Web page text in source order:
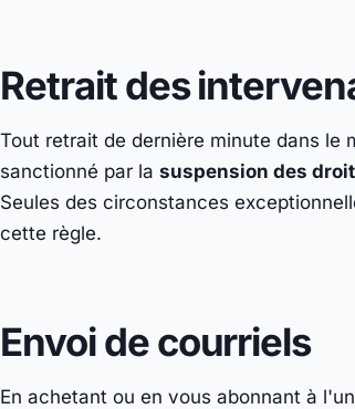
Retrait des
Tout retrait de dernière minute dans le
sanctionné par la suspension des
Seules des circonstances
cette règle.
Envoi de courriels
En achetant ou en vous abonnant à